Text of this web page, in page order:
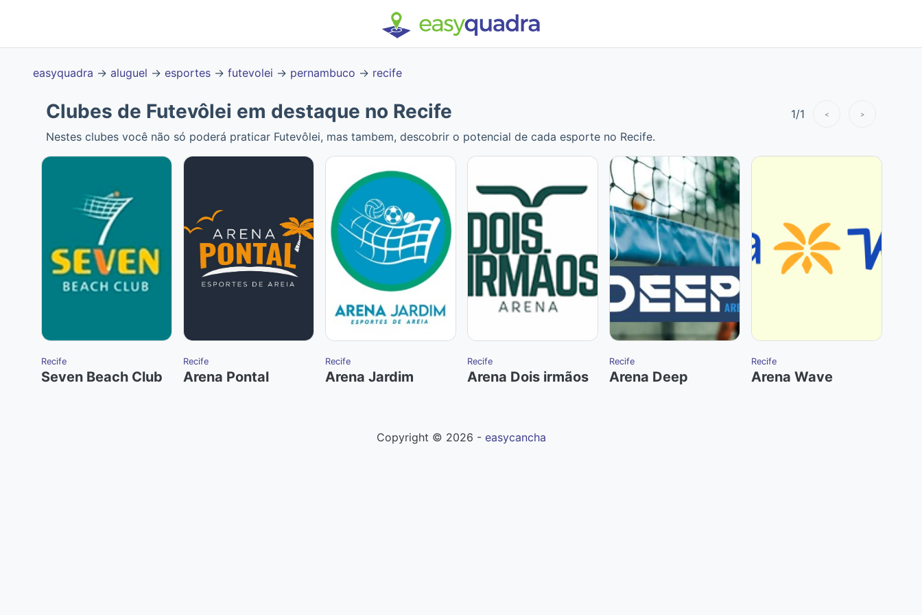
easyquadra → aluguel → esportes → futevolei → pernambuco → recife
Recife
Seven Beach Club
Recife
Arena Pontal
Recife
Arena Jardim
Recife
Arena Dois irmãos
Recife
Arena Deep
Recife
Arena Wave
Clubes de Futevôlei em destaque no Recife
Nestes clubes você não só poderá praticar Futevôlei, mas tambem, descobrir o potencial de cada esporte no Recife.
1/1 < >
Copyright © 2026 - easycancha